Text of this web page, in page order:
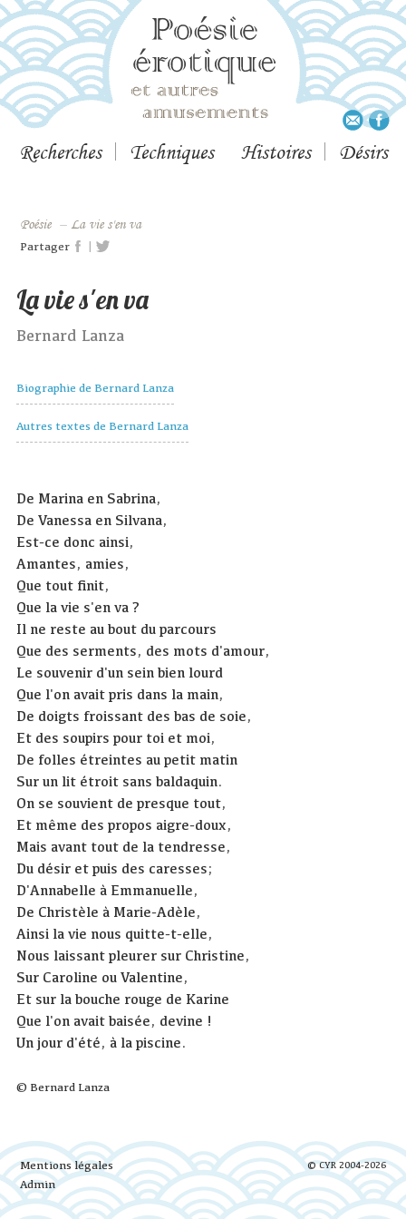
Recherches Techniques Histoires Désirs
Poésie – La vie s'en va
Partager |
La vie s'en va
Bernard Lanza
Biographie de Bernard Lanza
Autres textes de Bernard Lanza
De Marina en Sabrina,
De Vanessa en Silvana,
Est-ce donc ainsi,
Amantes, amies,
Que tout finit,
Que la vie s'en va ?
Il ne reste au bout du parcours
Que des serments, des mots d'amour,
Le souvenir d'un sein bien lourd
Que l'on avait pris dans la main,
De doigts froissant des bas de soie,
Et des soupirs pour toi et moi,
De folles étreintes au petit matin
Sur un lit étroit sans baldaquin.
On se souvient de presque tout,
Et même des propos aigre-doux,
Mais avant tout de la tendresse,
Du désir et puis des caresses;
D'Annabelle à Emmanuelle,
De Christèle à Marie-Adèle,
Ainsi la vie nous quitte-t-elle,
Nous laissant pleurer sur Christine,
Sur Caroline ou Valentine,
Et sur la bouche rouge de Karine
Que l'on avait baisée, devine !
Un jour d'été, à la piscine.
© Bernard Lanza
© CYR 2004-2026
Mentions légales
Admin